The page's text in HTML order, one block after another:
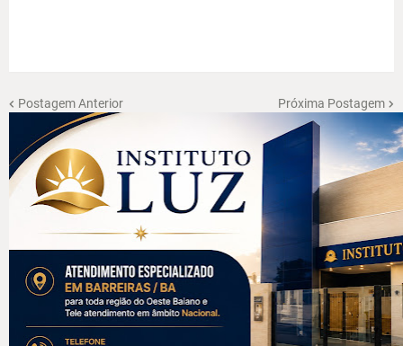
Postagem Anterior Próxima Postagem